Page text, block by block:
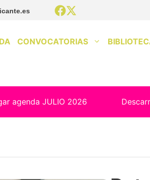
CONVOCATORIAS
agenda JULIO 2026